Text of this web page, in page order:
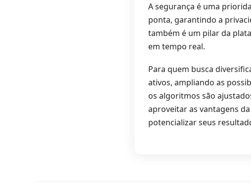
A segurança é uma
ponta, garantindo a
também é um pilar da
em tempo real.
Para quem busca
ativos, ampliando as
os algoritmos são
aproveitar as vantagens
potencializar seus